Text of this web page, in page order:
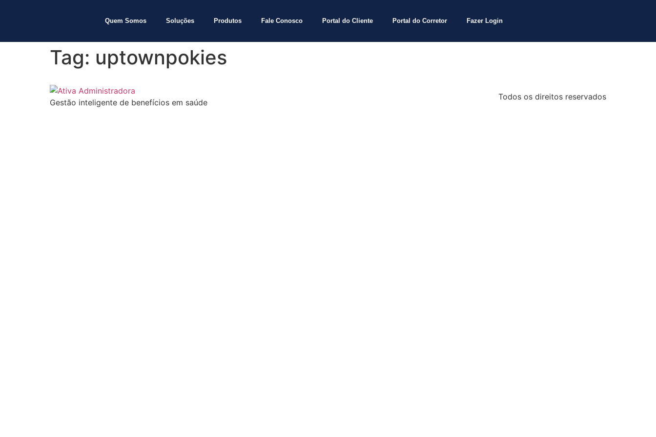
Quem Somos Soluções Produtos Fale Conosco Portal do Cliente Portal do Corretor Fazer Login
Tag: uptownpokies
Gestão inteligente de benefícios em saúde
Todos os direitos reservados